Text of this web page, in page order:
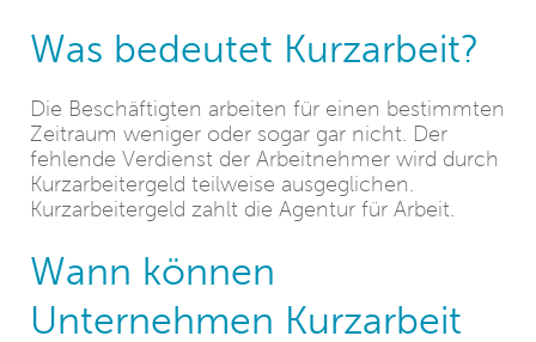
Was bedeutet Kurzarbeit?
Die Beschäftigten arbeiten für einen bestimmten
Zeitraum weniger oder sogar gar nicht. Der
fehlende Verdienst der Arbeitnehmer wird durch
Kurzarbeitergeld teilweise ausgeglichen.
Kurzarbeitergeld zahlt die Agentur für Arbeit.
Wann können
Unternehmen Kurzarbeit